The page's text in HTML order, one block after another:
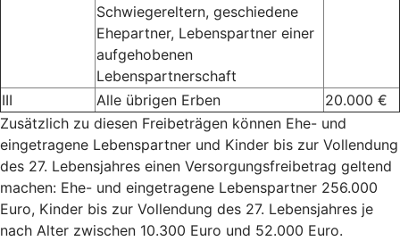
Schwiegereltern, geschiedene
Ehepartner, Lebenspartner einer
aufgehobenen
Lebenspartnerschaft
III Alle übrigen Erben
20.000 €
Zusätzlich zu diesen Freibeträgen können Ehe- und
eingetragene Lebenspartner und Kinder bis zur Vollendung
des 27. Lebensjahres einen Versorgungsfreibetrag geltend
machen: Ehe- und eingetragene Lebenspartner 256.000
Euro, Kinder bis zur Vollendung des 27. Lebensjahres je
nach Alter zwischen 10.300 Euro und 52.000 Euro.